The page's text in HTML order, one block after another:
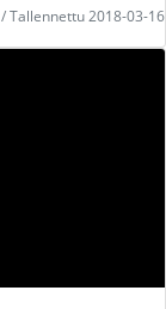
Tallennettu 2018-03-16